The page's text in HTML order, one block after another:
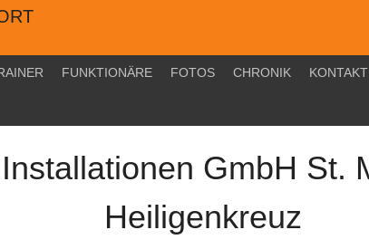
FUNKTIONÄRE FOTOS CHRONIK KONTAKT
GmbH St.
Heiligenkreuz